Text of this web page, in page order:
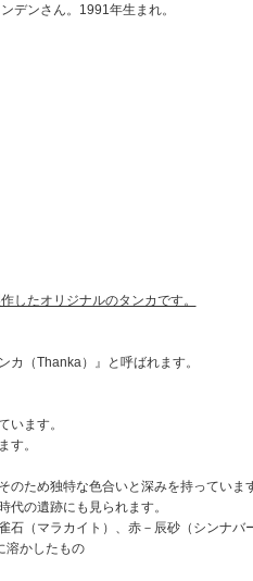
デンさん。1991年生まれ。
したオリジナルのタンカです。
（Thanka）』と呼ばれます。
ます。
す。
ため独特な色合いと深みを持っています
の遺跡にも見られます。
（マラカイト）、赤－辰砂（シンナバー
溶かしたもの